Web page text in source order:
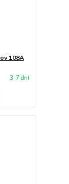
108A
3-7 dní